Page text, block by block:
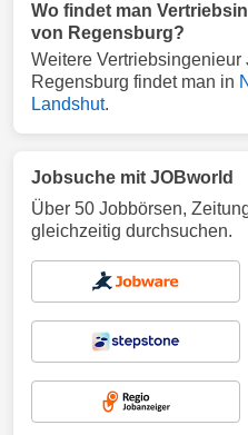
Wo findet man
von Regensburg?
Weitere
Regensburg findet man in
Landshut.
Jobsuche mit JOBworld
Über 50 Jobbörsen,
gleichzeitig durchsuchen.